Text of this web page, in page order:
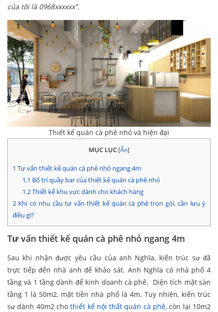
của tôi là 0968xxxxxx”.
Thiết kế quán cà phê nhỏ và hiện đại
MỤC LỤC [Ẩn]
1 Tư vấn thiết kế quán cà phê nhỏ ngang 4m
1.1 Bố trí quầy bar của thiết kế quán cà phê nhỏ
1.2Thiết kế khu vực dành cho khách hàng
2 Khi có nhu cầu tư vấn thiết kế quán cà phê trọn gói, cần lưu ý
điều gì?
Tư vấn thiết kế quán cà phê nhỏ ngang 4m
Sau khi nhận được yêu cầu của anh Nghĩa, kiến trúc sư đã
trực tiếp đến nhà anh để khảo sát. Anh Nghĩa có nhà phố 4
tầng và 1 tầng dành để kinh doanh cà phê. Diện tích mặt sàn
tầng 1 là 50m2, mặt tiền nhà phố là 4m. Tuy nhiên, kiến trúc
sư dành 40m2 chothiết kế nội thất quán cà phê, còn lại 10m2